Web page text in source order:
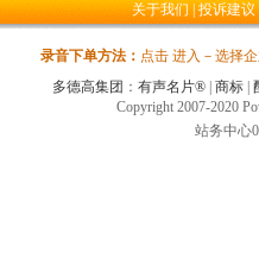
关于我们|投诉建议
录音下单方法： 点击 进入－选择
多德高集团 ： 有声名片®| 商标|
Copyright 2007-2020
站务中心